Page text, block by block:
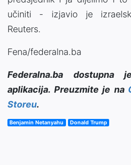
učiniti - izjavio je
Reuters.
Fena/federalna.ba
Federalna.ba
aplikacija. Preuzmite je na
Storeu.
Benjamin Netanyahu Donald Trump